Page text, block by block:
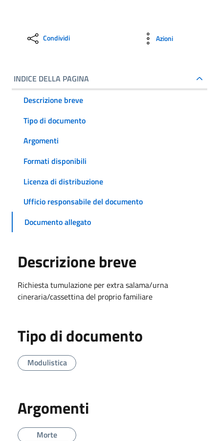
Condividi Azioni
INDICE DELLA PAGINA
Descrizione breve
Tipo di documento
Argomenti
Formati disponibili
Licenza di distribuzione
Ufficio responsabile del documento
Documento allegato
Descrizione breve
Richiesta tumulazione per extra salama/urna
cineraria/cassettina del proprio familiare
Tipo di documento
Modulistica
Argomenti
Morte